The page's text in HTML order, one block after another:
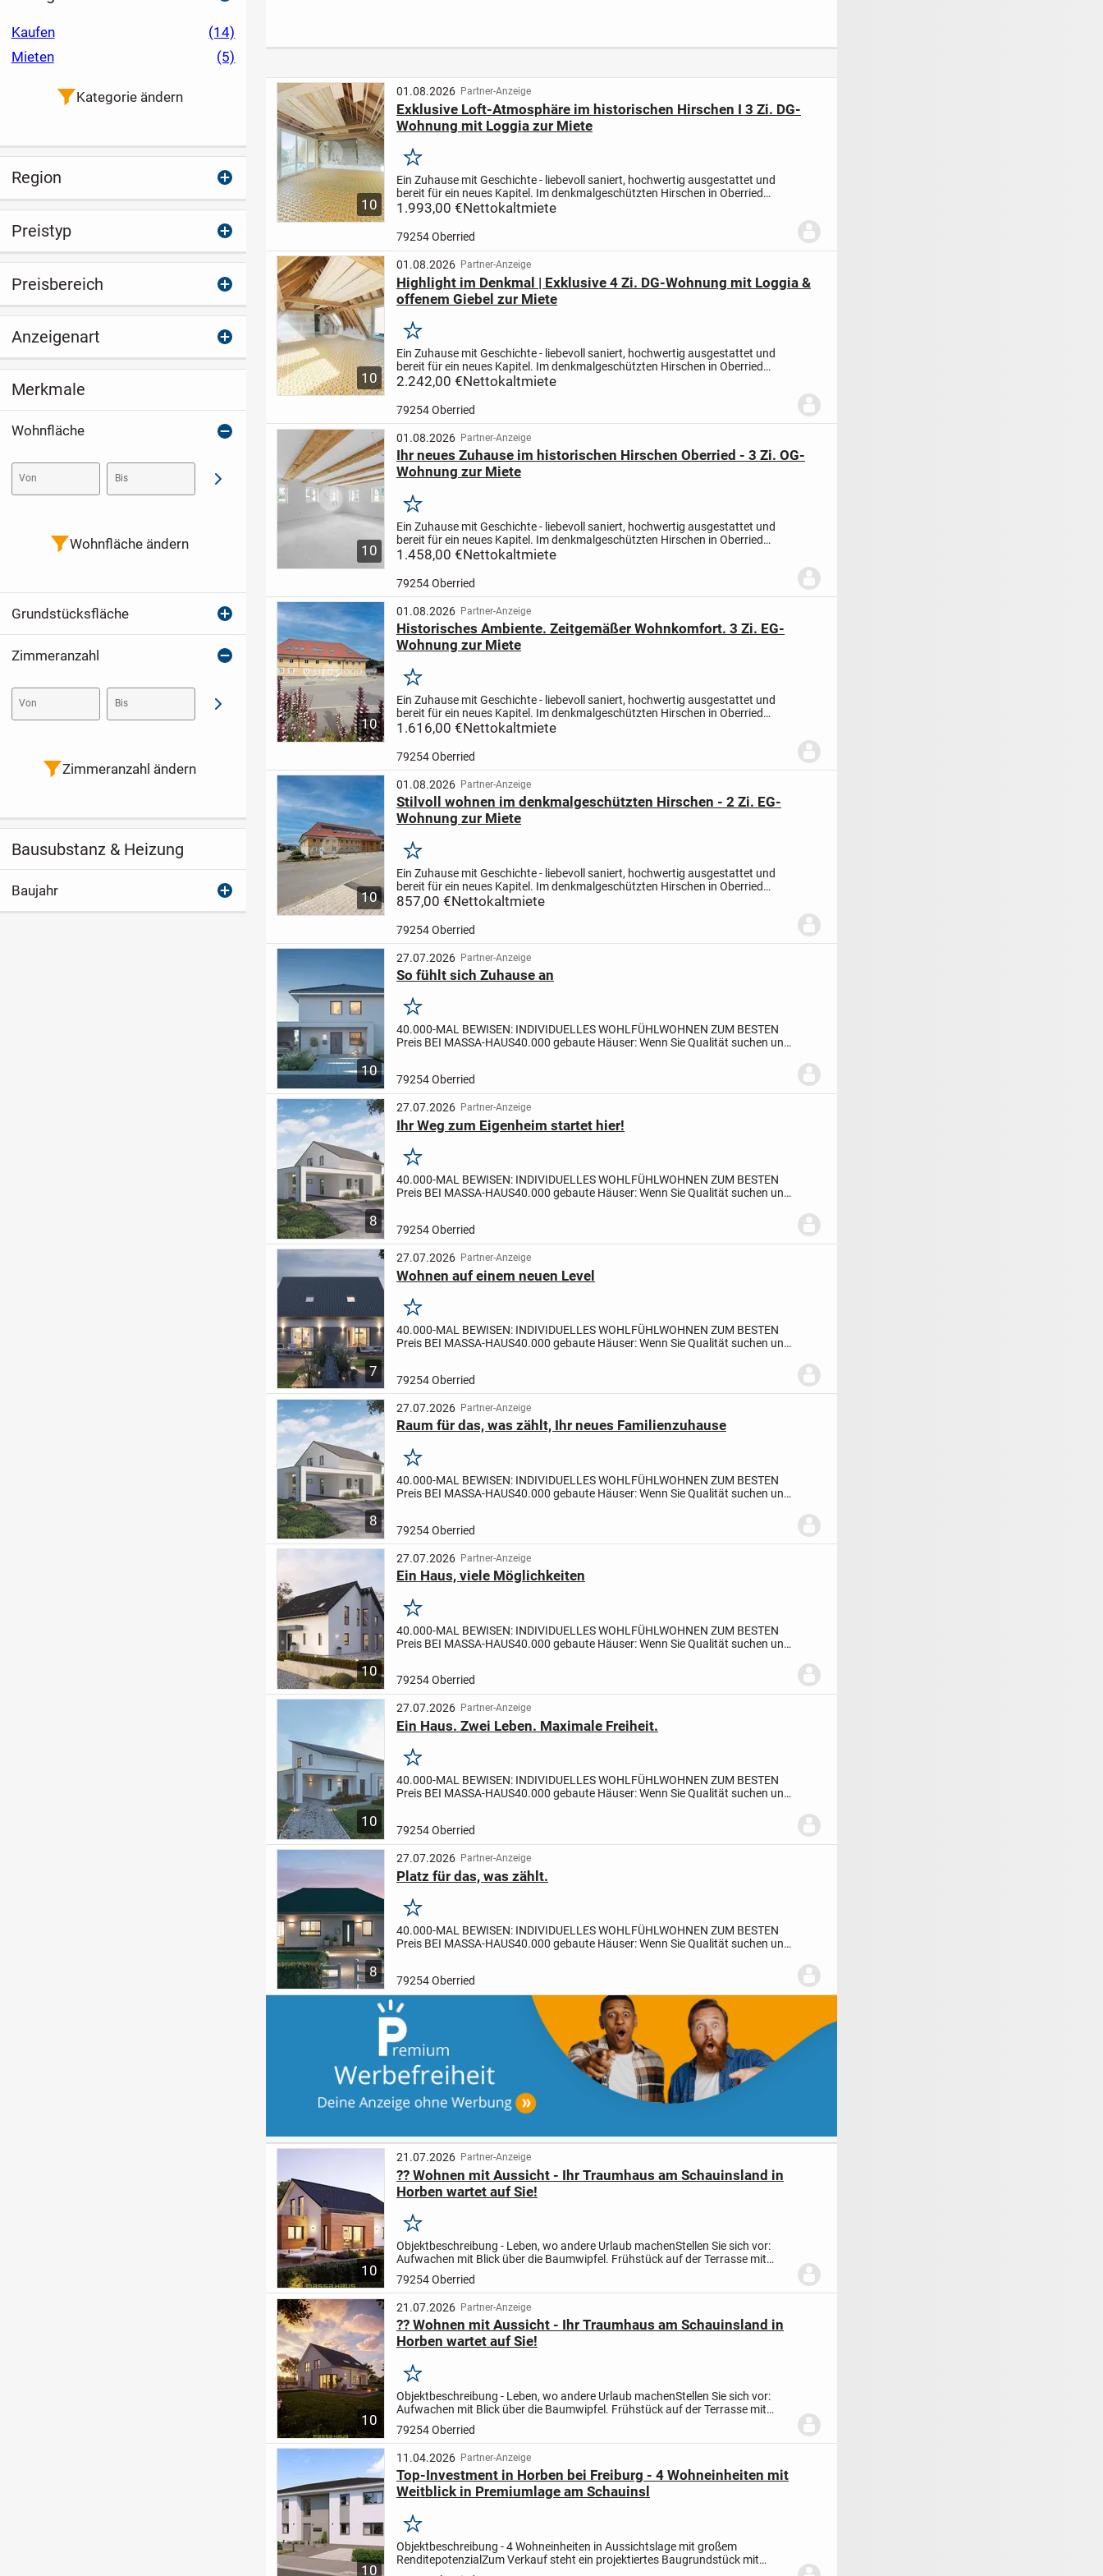
tige 4,5-Zi.-OG-ETW
in Stuttgart-Hoffeld"
10
01.08.2026 Partner-Anzeige
Exklusive Loft-Atmosphäre im historischen Hirschen I 3 Zi. DG-
Wohnung mit Loggia zur Miete
Merken
Ein Zuhause mit Geschichte - liebevoll saniert, hochwertig ausgestattet und
bereit für ein neues Kapitel. Im denkmalgeschützten Hirschen in Oberried
entstehen außergewöhnliche Mietwohnungen für...
1.993,00 €Nettokaltmiete
79254 Oberried
10
01.08.2026 Partner-Anzeige
Highlight im Denkmal | Exklusive 4 Zi. DG-Wohnung mit Loggia &
offenem Giebel zur Miete
Merken
Ein Zuhause mit Geschichte - liebevoll saniert, hochwertig ausgestattet und
bereit für ein neues Kapitel. Im denkmalgeschützten Hirschen in Oberried
entstehen außergewöhnliche Mietwohnungen für...
2.242,00 €Nettokaltmiete
79254 Oberried
10
01.08.2026 Partner-Anzeige
Ihr neues Zuhause im historischen Hirschen Oberried - 3 Zi. OG-
Wohnung zur Miete
Merken
Ein Zuhause mit Geschichte - liebevoll saniert, hochwertig ausgestattet und
bereit für ein neues Kapitel. Im denkmalgeschützten Hirschen in Oberried
entstehen außergewöhnliche Mietwohnungen für...
1.458,00 €Nettokaltmiete
79254 Oberried
10
01.08.2026 Partner-Anzeige
Historisches Ambiente. Zeitgemäßer Wohnkomfort. 3 Zi. EG-
Wohnung zur Miete
Merken
Ein Zuhause mit Geschichte - liebevoll saniert, hochwertig ausgestattet und
bereit für ein neues Kapitel. Im denkmalgeschützten Hirschen in Oberried
entstehen außergewöhnliche Mietwohnungen für...
1.616,00 €Nettokaltmiete
79254 Oberried
10
01.08.2026 Partner-Anzeige
Stilvoll wohnen im denkmalgeschützten Hirschen - 2 Zi. EG-
Wohnung zur Miete
Merken
Ein Zuhause mit Geschichte - liebevoll saniert, hochwertig ausgestattet und
bereit für ein neues Kapitel. Im denkmalgeschützten Hirschen in Oberried
entstehen außergewöhnliche Mietwohnungen für...
857,00 €Nettokaltmiete
79254 Oberried
10
27.07.2026 Partner-Anzeige
So fühlt sich Zuhause an
Merken
40.000-MAL BEWISEN: INDIVIDUELLES WOHLFÜHLWOHNEN ZUM BESTEN
Preis BEI MASSA-HAUS40.000 gebaute Häuser: Wenn Sie Qualität suchen und
79254 Oberried
8
27.07.2026 Partner-Anzeige
Ihr Weg zum Eigenheim startet hier!
Merken
40.000-MAL BEWISEN: INDIVIDUELLES WOHLFÜHLWOHNEN ZUM BESTEN
Preis BEI MASSA-HAUS40.000 gebaute Häuser: Wenn Sie Qualität suchen und
79254 Oberried
7
27.07.2026 Partner-Anzeige
Wohnen auf einem neuen Level
Merken
40.000-MAL BEWISEN: INDIVIDUELLES WOHLFÜHLWOHNEN ZUM BESTEN
Preis BEI MASSA-HAUS40.000 gebaute Häuser: Wenn Sie Qualität suchen und
79254 Oberried
8
27.07.2026 Partner-Anzeige
Raum für das, was zählt, Ihr neues Familienzuhause
Merken
40.000-MAL BEWISEN: INDIVIDUELLES WOHLFÜHLWOHNEN ZUM BESTEN
Preis BEI MASSA-HAUS40.000 gebaute Häuser: Wenn Sie Qualität suchen und
79254 Oberried
10
27.07.2026 Partner-Anzeige
Ein Haus, viele Möglichkeiten
Merken
40.000-MAL BEWISEN: INDIVIDUELLES WOHLFÜHLWOHNEN ZUM BESTEN
Preis BEI MASSA-HAUS40.000 gebaute Häuser: Wenn Sie Qualität suchen und
79254 Oberried
10
27.07.2026 Partner-Anzeige
Ein Haus. Zwei Leben. Maximale Freiheit.
Merken
40.000-MAL BEWISEN: INDIVIDUELLES WOHLFÜHLWOHNEN ZUM BESTEN
Preis BEI MASSA-HAUS40.000 gebaute Häuser: Wenn Sie Qualität suchen und
79254 Oberried
8
27.07.2026 Partner-Anzeige
Platz für das, was zählt.
Merken
40.000-MAL BEWISEN: INDIVIDUELLES WOHLFÜHLWOHNEN ZUM BESTEN
Preis BEI MASSA-HAUS40.000 gebaute Häuser: Wenn Sie Qualität suchen und
79254 Oberried
10
21.07.2026 Partner-Anzeige
?? Wohnen mit Aussicht - Ihr Traumhaus am Schauinsland in
Horben wartet auf Sie!
Merken
Objektbeschreibung - Leben, wo andere Urlaub machenStellen Sie sich vor:
Aufwachen mit Blick über die Baumwipfel. Frühstück auf der Terrasse mit
Sonne im Gesicht. Und abends die Ruhe genießen,...
79254 Oberried
10
21.07.2026 Partner-Anzeige
?? Wohnen mit Aussicht - Ihr Traumhaus am Schauinsland in
Horben wartet auf Sie!
Merken
Objektbeschreibung - Leben, wo andere Urlaub machenStellen Sie sich vor:
Aufwachen mit Blick über die Baumwipfel. Frühstück auf der Terrasse mit
Sonne im Gesicht. Und abends die Ruhe genießen,...
79254 Oberried
10
11.04.2026 Partner-Anzeige
Top-Investment in Horben bei Freiburg - 4 Wohneinheiten mit
Weitblick in Premiumlage am Schauinsl
Merken
Objektbeschreibung - 4 Wohneinheiten in Aussichtslage mit großem
RenditepotenzialZum Verkauf steht ein projektiertes Baugrundstück mit
geplanter Bebauung durch massa haus in exzellenter Hanglage von...
Kaufen
(14)
Mieten
(5)
Kategorie ändern
Region
Preistyp
Preisbereich
Anzeigenart
Merkmale
Wohnfläche
Von Bis Abschicken
Wohnfläche ändern
Grundstücksfläche
Zimmeranzahl
Von Bis Abschicken
Zimmeranzahl ändern
Bausubstanz & Heizung
Baujahr